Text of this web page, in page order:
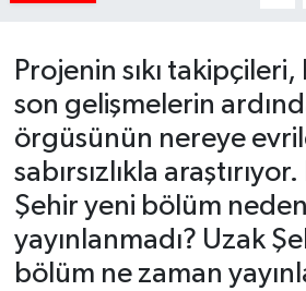
Projenin sıkı
son gelişmelerin
örgüsünün nereye
sabırsızlıkla
Şehir yeni bölüm neden
yayınlanmadı? Uzak
bölüm ne zaman
Spor
Tarihi Yapılarımız
Teknoloji
Türkiye